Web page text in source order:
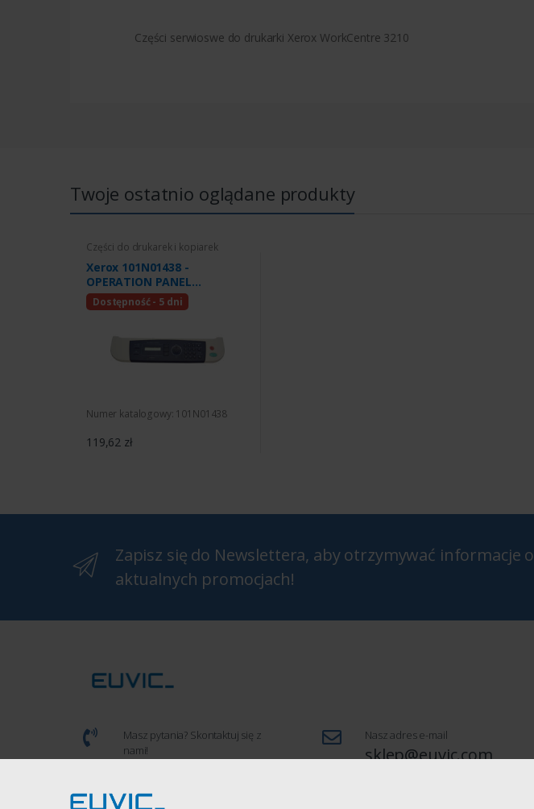
Części serwioswe do drukarki Xerox WorkCentre 3210
Twoje ostatnio oglądane produkty
Części do drukarek i kopiarek
Xerox 101N01438 -
OPERATION PANEL
ASSEMBLY (COVER)
Dostępność - 5 dni
Numer katalogowy: 101N01438
119,62 zł
Zapisz się do Newslettera, aby otrzymywać informacje o
aktualnych promocjach!
Masz pytania? Skontaktuj się z
nami!
Nasz adres e-mail
sklep@euvic.com